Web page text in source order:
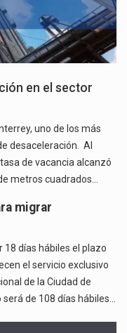
en el sector
uno de los más
desaceleración. Al
de vacancia alcanzó
metros cuadrados…
migrar
18 días hábiles el plazo
el servicio exclusivo
de la Ciudad de
de 108 días hábiles…